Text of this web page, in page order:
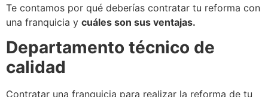
Te contamos por qué deberías contratar tu reforma con
una franquicia y cuáles son sus ventajas.
Departamento técnico de
calidad
Contratar una franquicia para realizar la reforma de tu